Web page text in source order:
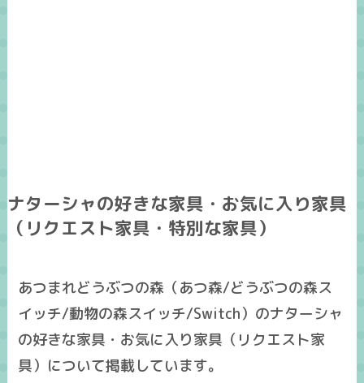
ナターシャの好きな家具・お気に入り家具
（リクエスト家具・特別な家具）
あつまれどうぶつの森（あつ森/どうぶつの森ス
イッチ/動物の森スイッチ/Switch）のナターシャ
の好きな家具・お気に入り家具（リクエスト家
具）について掲載しています。